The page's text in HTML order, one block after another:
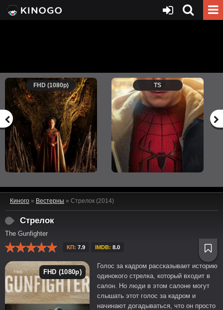
FHD (1080p) TS
Киного » Вестерны » Стрелок (2014)
Стрелок
The Gunfighter
КП: 7.9 IMDB: 8.0
FHD (1080p)
Голос за кадром рассказывает историю
одинокого стрелка, который входит в
салон. Но люди в этом салоне могут
слышать этот голос за кадром и
начинают догадываться, что он просто